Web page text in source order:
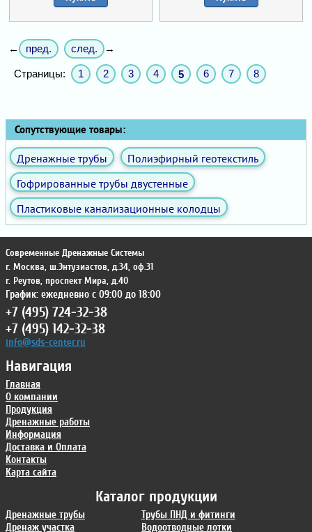
← пред. след. →
Страницы: 1 2 3 4 5 6 7 8
Сопутствующие товары:
Дренажные трубы
Полиэфирный геотекстиль
Гофрированные трубы двустенные
Пластиковые канализационные колодцы
Каталог продукции
Дренажные трубы
Дренаж участка
Трубы ПНД и фитинги
Водоотводные лотки
Навигация
Главная
О компании
Продукция
Дренажные работы
Информация
Доставка и Оплата
Контакты
Карта сайта
Современные Дренажные Системы
г. Москва, ш.Энтузиастов, д.34, оф.31
г. Реутов, проспект Мира, д.40
График: ежедневно с 09:00 до 18:00
+7 (495) 724-32-38
+7 (495) 142-32-38
info@sds-center.ru